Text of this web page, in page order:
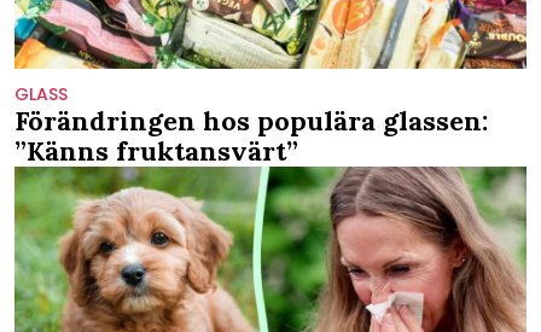
GLASS
Förändringen hos populära glassen:
”Känns fruktansvärt”